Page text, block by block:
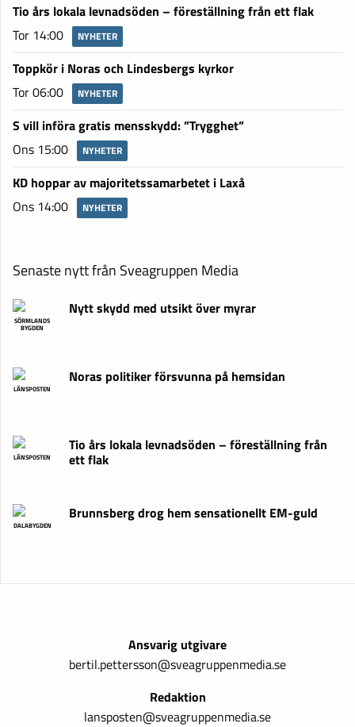
Tio års lokala levnadsöden – föreställning från ett flak
Tor 14:00
NYHETER
Toppkör i Noras och Lindesbergs kyrkor
Tor 06:00
NYHETER
S vill införa gratis mensskydd: ”Trygghet”
Ons 15:00
NYHETER
KD hoppar av majoritetssamarbetet i Laxå
Ons 14:00
NYHETER
Senaste nytt från Sveagruppen Media
SÖRMLANDS
BYGDEN
Nytt skydd med utsikt över myrar
LÄNSPOSTEN
Noras politiker försvunna på hemsidan
LÄNSPOSTEN
Tio års lokala levnadsöden – föreställning från
ett flak
DALABYGDEN
Brunnsberg drog hem sensationellt EM-guld
Ansvarig utgivare
bertil.pettersson@sveagruppenmedia.se
Redaktion
lansposten@sveagruppenmedia.se